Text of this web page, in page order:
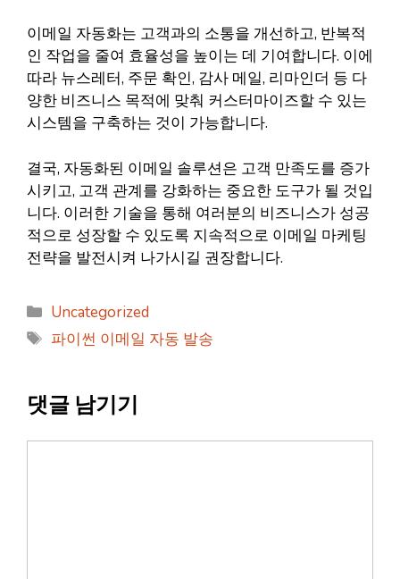
이메일 자동화는 고객과의 소통을 개선하고, 반복적
인 작업을 줄여 효율성을 높이는 데 기여합니다. 이에
따라 뉴스레터, 주문 확인, 감사 메일, 리마인더 등 다
양한 비즈니스 목적에 맞춰 커스터마이즈할 수 있는
시스템을 구축하는 것이 가능합니다.
결국, 자동화된 이메일 솔루션은 고객 만족도를 증가
시키고, 고객 관계를 강화하는 중요한 도구가 될 것입
니다. 이러한 기술을 통해 여러분의 비즈니스가 성공
적으로 성장할 수 있도록 지속적으로 이메일 마케팅
전략을 발전시켜 나가시길 권장합니다.
카
테
Uncategorized
태
파이썬 이메일 자동 발송
댓글 남기기